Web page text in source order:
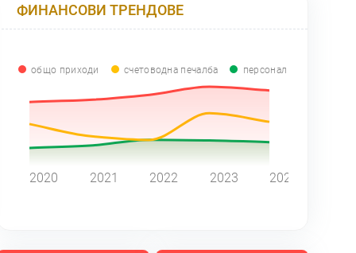
ФИНАНСОВИ ТРЕНДОВЕ
общо приходи счетоводна печалба персонал
2020 2021 2022 2023 2024